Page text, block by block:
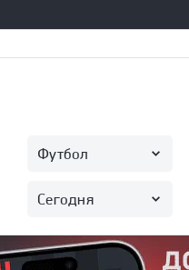
Футбол
Сегодня